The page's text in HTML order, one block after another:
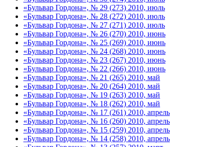
«Бульвар Гордона», № 29 (273) 2010, июль
«Бульвар Гордона», № 28 (272) 2010, июль
«Бульвар Гордона», № 27 (271) 2010, июль
«Бульвар Гордона», № 26 (270) 2010, июнь
«Бульвар Гордона», № 25 (269) 2010, июнь
«Бульвар Гордона», № 24 (268) 2010, июнь
«Бульвар Гордона», № 23 (267) 2010, июнь
«Бульвар Гордона», № 22 (266) 2010, июнь
«Бульвар Гордона», № 21 (265) 2010, май
«Бульвар Гордона», № 20 (264) 2010, май
«Бульвар Гордона», № 19 (263) 2010, май
«Бульвар Гордона», № 18 (262) 2010, май
«Бульвар Гордона», № 17 (261) 2010, апрель
«Бульвар Гордона», № 16 (260) 2010, апрель
«Бульвар Гордона», № 15 (259) 2010, апрель
«Бульвар Гордона», № 14 (258) 2010, апрель